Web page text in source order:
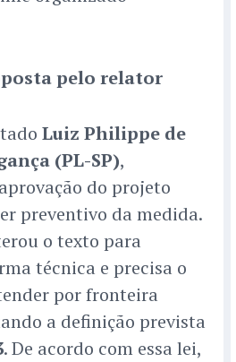
pelo relator
Luiz Philippe de
(PL-SP),
do projeto
preventivo da medida.
o texto para
técnica e precisa o
por fronteira
a definição prevista
. De acordo com essa lei,